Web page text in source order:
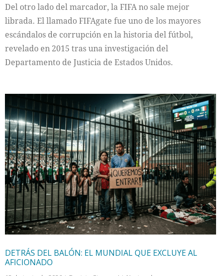
Del otro lado del marcador, la FIFA no sale mejor
librada. El llamado FIFAgate fue uno de los mayores
escándalos de corrupción en la historia del fútbol,
revelado en 2015 tras una investigación del
Departamento de Justicia de Estados Unidos.
DETRÁS DEL BALÓN: EL MUNDIAL QUE EXCLUYE AL
AFICIONADO